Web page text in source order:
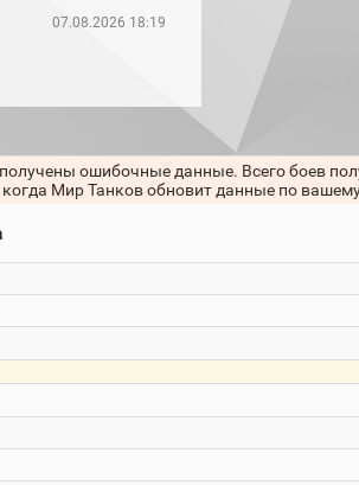
07.08.2026 18:19
ошибочные данные. Всего боев
Мир Танков обновит данные по